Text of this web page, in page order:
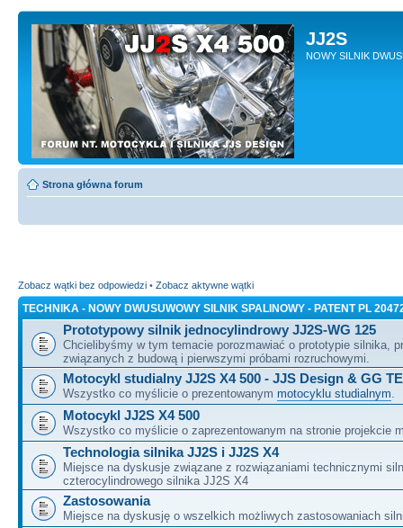
JJ2S
NOWY SILNIK
Strona główna forum
Zobacz wątki bez odpowiedzi • Zobacz aktywne wątki
TECHNIKA - NOWY DWUSUWOWY SILNIK SPALINOWY - PATENT PL
Prototypowy silnik jednocylindrowy JJ2S-WG 125
Chcielibyśmy w tym temacie porozmawiać o prototypie silnika,
związanych z budową i pierwszymi próbami rozruchowymi.
Motocykl studialny JJ2S X4 500 - JJS Design & GG
Wszystko co myślicie o prezentowanym motocyklu studialnym
Motocykl JJ2S X4 500
Wszystko co myślicie o zaprezentowanym na stronie projekcie
Technologia silnika JJ2S i JJ2S X4
Miejsce na dyskusje związane z rozwiązaniami technicznymi
czterocylindrowego silnika JJ2S X4
Zastosowania
Miejsce na dyskusję o wszelkich możliwych zastosowaniach